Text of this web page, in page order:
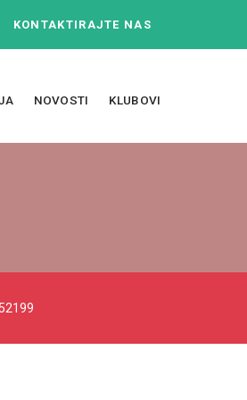
KONTAKTIRAJTE NAS
NOVOSTI KLUBOVI